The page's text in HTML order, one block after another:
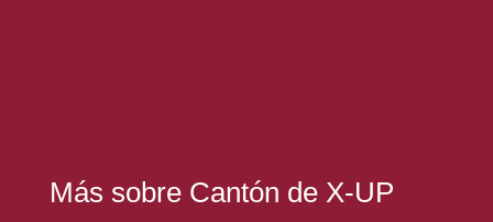
Más sobre Cantón de X-UP